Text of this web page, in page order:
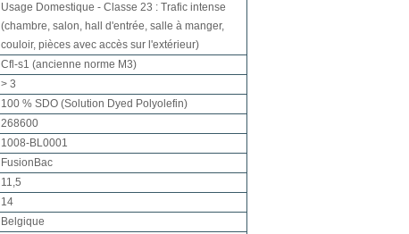
Usage Domestique - Classe 23 : Trafic intense
(chambre, salon, hall d'entrée, salle à manger,
couloir, pièces avec accès sur l'extérieur)
Cfl-s1 (ancienne norme M3)
> 3
100 % SDO (Solution Dyed Polyolefin)
268600
1008-BL0001
FusionBac
11,5
14
Belgique